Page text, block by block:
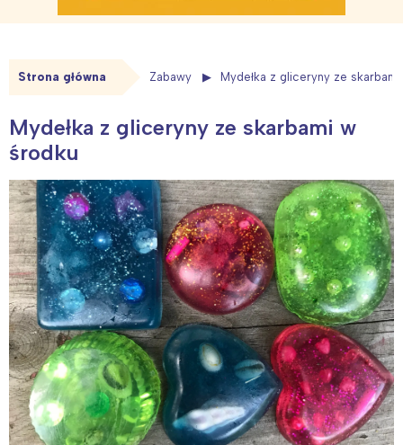
Strona główna Zabawy Mydełka z gliceryny ze
Mydełka z gliceryny ze skarbami w
środku